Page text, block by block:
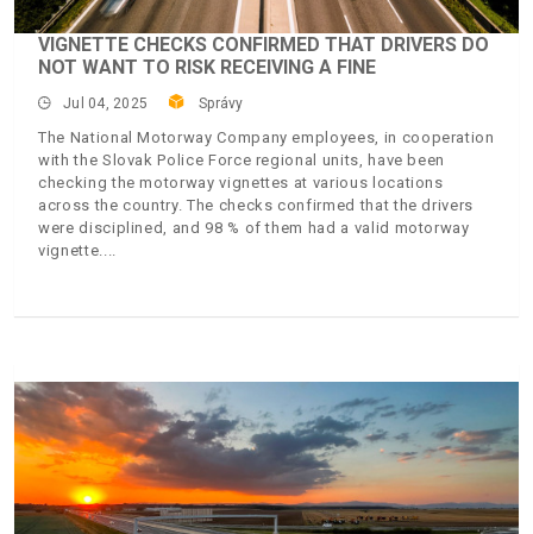
VIGNETTE CHECKS CONFIRMED THAT DRIVERS DO
NOT WANT TO RISK RECEIVING A FINE
Jul 04, 2025 Správy
The National Motorway Company employees, in cooperation
with the Slovak Police Force regional units, have been
checking the motorway vignettes at various locations
across the country. The checks confirmed that the drivers
were disciplined, and 98 % of them had a valid motorway
vignette.